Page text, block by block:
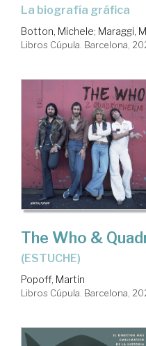
la biografía gráfica
Botton, Michele; Maraggi,
Libros Cúpula. Barcelona,
The Who &
(ESTUCHE)
Popoff, Martin
Libros Cúpula. Barcelona,